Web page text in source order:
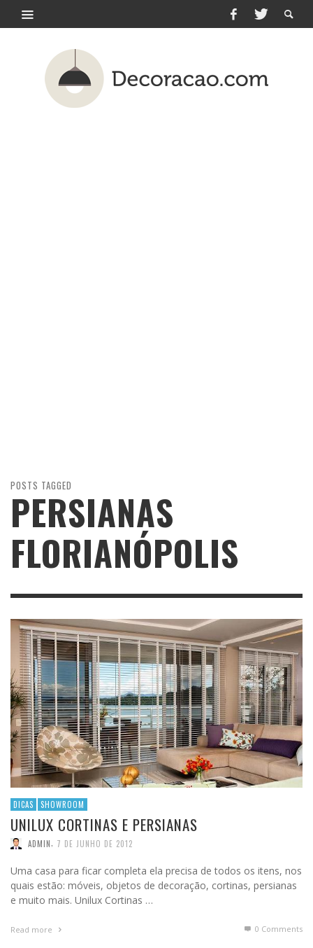
POSTS TAGGED
PERSIANAS
FLORIANÓPOLIS
DICAS SHOWROOM
UNILUX CORTINAS E PERSIANAS
ADMIN, 7 DE JUNHO DE 2012
Uma casa para ficar completa ela precisa de todos os itens, nos
quais estão: móveis, objetos de decoração, cortinas, persianas
e muito mais. Unilux Cortinas …
Read more 0 Comments